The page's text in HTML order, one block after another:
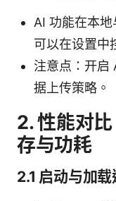
AI 功能在本
可以在设置中
注意点：开启
据上传策略。
2. 性能对
存与功耗
2.1 启动与加载